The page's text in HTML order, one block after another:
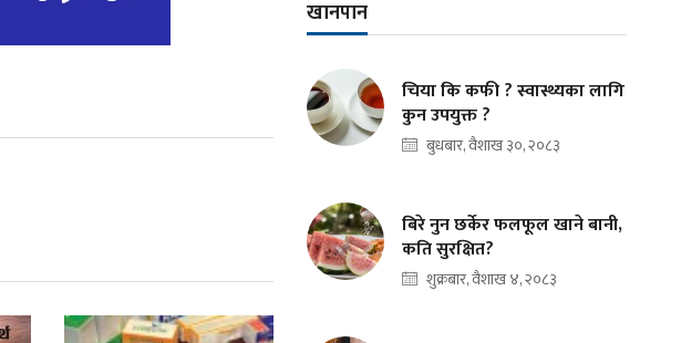
खानपान
चिया कि कफी ? स्वास्थ्यका लागि
कुन उपयुक्त ?
बुधबार, वैशाख ३०, २०८३
बिरे नुन छर्केर फलफूल खाने बानी,
कति सुरक्षित?
शुक्रबार, वैशाख ४, २०८३